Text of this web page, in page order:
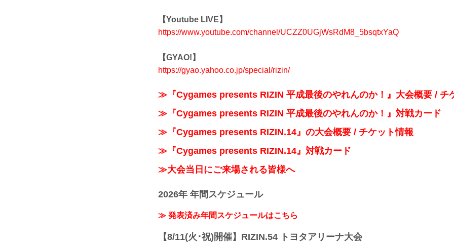
【Youtube LIVE】
https://www.youtube.com/channel/UCZZ0UGjWsRdM8_5bsqtxYaQ
【GYAO!】
https://gyao.yahoo.co.jp/special/rizin/
≫『Cygames presents RIZIN 平成最後のやれんのか！』大会概要 / チ
≫『Cygames presents RIZIN 平成最後のやれんのか！』対戦カード
≫『Cygames presents RIZIN.14』の大会概要 / チケット情報
≫『Cygames presents RIZIN.14』対戦カード
≫大会当日にご来場される皆様へ
2026年 年間スケジュール
≫ 発表済み年間スケジュールはこちら
【8/11(火･祝)開催】RIZIN.54 トヨタアリーナ大会